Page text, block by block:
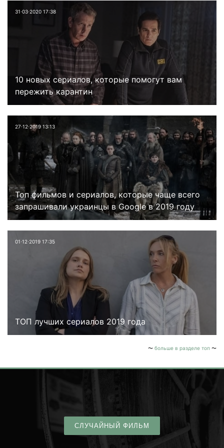
31⋅03⋅2020 17:38
10 новых сериалов, которые помогут вам
пережить карантин
27⋅12⋅2019 13:13
Топ фильмов и сериалов, которые чаще всего
запрашивали украинцы в Google в 2019 году
01⋅12⋅2019 17:35
ТОП лучших сериалов 2019 года
больше в разделе топ
СЛУЧАЙНЫЙ ФИЛЬМ